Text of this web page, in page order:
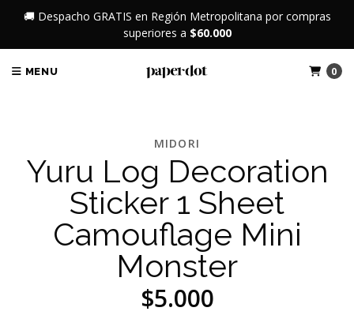
🚚 Despacho GRATIS en Región Metropolitana por compras
superiores a $60.000
MENU 0
MIDORI
Yuru Log Decoration
Sticker 1 Sheet
Camouflage Mini
Monster
$5.000